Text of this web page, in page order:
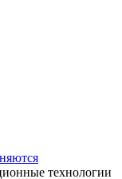
технологии